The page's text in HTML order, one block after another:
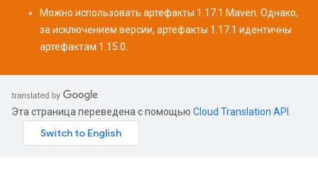
Можно использовать артефакты 1.17.1 Maven. Однако,
за исключением версии, артефакты 1.17.1 идентичны
артефактам 1.15.0.
Эта страница переведена с помощью Cloud Translation API